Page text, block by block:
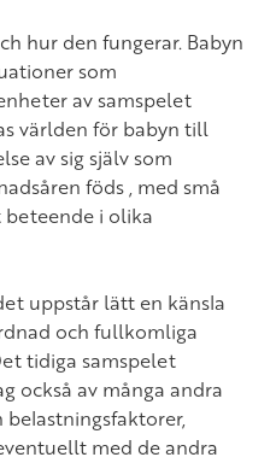
hur den fungerar. Babyn
som
av samspelet
världen för babyn till
av sig själv som
föds , med små
beteende i olika
uppstår lätt en känsla
och fullkomliga
tidiga samspelet
också av många andra
med de andra